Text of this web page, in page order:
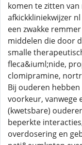
komen te zitten van
afkickkliniekwijzer
een zwakke
middelen die door
smalle
fleca&iuml;nide,
clomipramine,
Bij ouderen
voorkeur, vanwege
(kwetsbare)
beperkte
overdosering en